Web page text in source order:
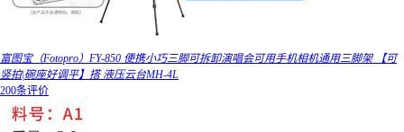
富图宝（Fotopro）FY-850 便携小巧三脚可拆卸演唱会可用手机相机通用三脚架 【可
竖拍|碗座好调平】搭 液压云台MH-4L
200条评价